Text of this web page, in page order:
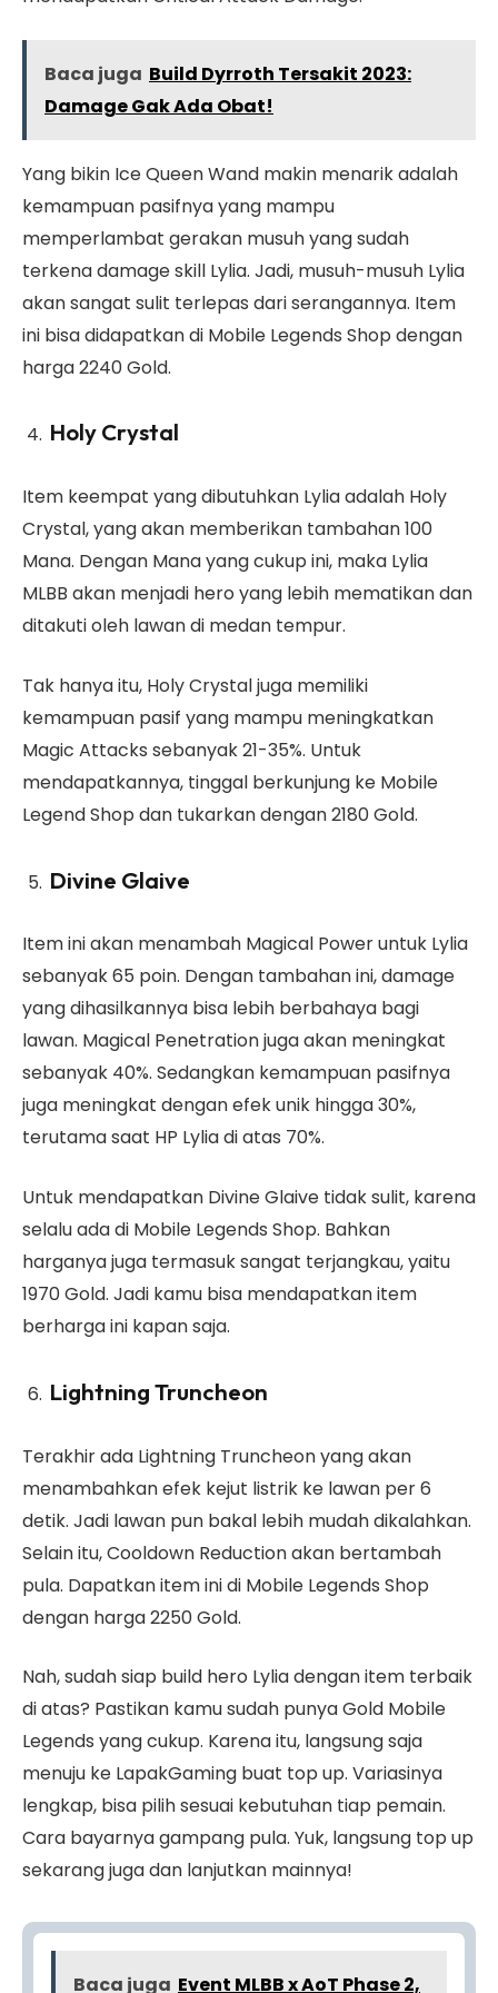
Baca juga Build Dyrroth Tersakit 2023:
Damage Gak Ada Obat!
Yang bikin Ice Queen Wand makin menarik adalah
kemampuan pasifnya yang mampu
memperlambat gerakan musuh yang sudah
terkena damage skill Lylia. Jadi, musuh-musuh Lylia
akan sangat sulit terlepas dari serangannya. Item
ini bisa didapatkan di Mobile Legends Shop dengan
harga 2240 Gold.
Holy Crystal
Item keempat yang dibutuhkan Lylia adalah Holy
Crystal, yang akan memberikan tambahan 100
Mana. Dengan Mana yang cukup ini, maka Lylia
MLBB akan menjadi hero yang lebih mematikan dan
ditakuti oleh lawan di medan tempur.
Tak hanya itu, Holy Crystal juga memiliki
kemampuan pasif yang mampu meningkatkan
Magic Attacks sebanyak 21-35%. Untuk
mendapatkannya, tinggal berkunjung ke Mobile
Legend Shop dan tukarkan dengan 2180 Gold.
Divine Glaive
Item ini akan menambah Magical Power untuk Lylia
sebanyak 65 poin. Dengan tambahan ini, damage
yang dihasilkannya bisa lebih berbahaya bagi
lawan. Magical Penetration juga akan meningkat
sebanyak 40%. Sedangkan kemampuan pasifnya
juga meningkat dengan efek unik hingga 30%,
terutama saat HP Lylia di atas 70%.
Untuk mendapatkan Divine Glaive tidak sulit, karena
selalu ada di Mobile Legends Shop. Bahkan
harganya juga termasuk sangat terjangkau, yaitu
1970 Gold. Jadi kamu bisa mendapatkan item
berharga ini kapan saja.
Lightning Truncheon
Terakhir ada Lightning Truncheon yang akan
menambahkan efek kejut listrik ke lawan per 6
detik. Jadi lawan pun bakal lebih mudah dikalahkan.
Selain itu, Cooldown Reduction akan bertambah
pula. Dapatkan item ini di Mobile Legends Shop
dengan harga 2250 Gold.
Nah, sudah siap build hero Lylia dengan item terbaik
di atas? Pastikan kamu sudah punya Gold Mobile
Legends yang cukup. Karena itu, langsung saja
menuju ke LapakGaming buat top up. Variasinya
lengkap, bisa pilih sesuai kebutuhan tiap pemain.
Cara bayarnya gampang pula. Yuk, langsung top up
sekarang juga dan lanjutkan mainnya!
Baca juga Event MLBB x AoT Phase 2,